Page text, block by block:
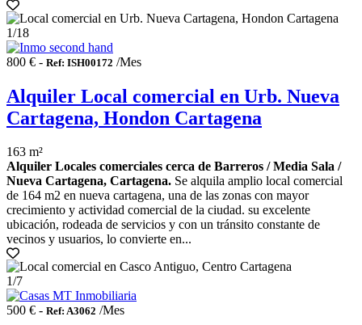
1/18
800 € - Ref: ISH00172 /Mes
Alquiler Local comercial en Urb. Nueva
Cartagena, Hondon Cartagena
163 m²
Alquiler Locales comerciales cerca de Barreros / Media Sala /
Nueva Cartagena, Cartagena. Se alquila amplio local comercial
de 164 m2 en nueva cartagena, una de las zonas con mayor
crecimiento y actividad comercial de la ciudad. su excelente
ubicación, rodeada de servicios y con un tránsito constante de
vecinos y usuarios, lo convierte en...
1/7
500 € - Ref: A3062 /Mes